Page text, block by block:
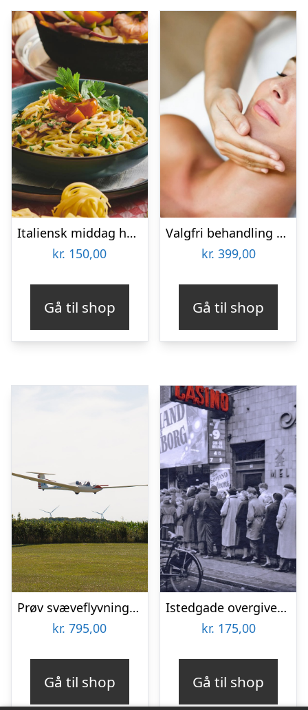
Italiensk middag hos Restaurant Pulcinella
kr. 150,00
Gå til shop
Valgfri behandling hos Lash Care
kr. 399,00
Gå til shop
Prøv svæveflyvning hos Viborg Svæveflyveklub
kr. 795,00
Gå til shop
Istedgade overgiver sig aldrig med TYRA Byvandringer
kr. 175,00
Gå til shop